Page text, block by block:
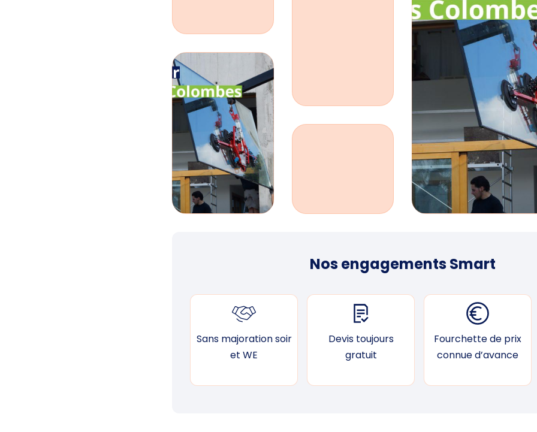
Nos engagements Smart
Sans majoration soir
et WE
Devis toujours
gratuit
Fourchette de prix
connue d’avance